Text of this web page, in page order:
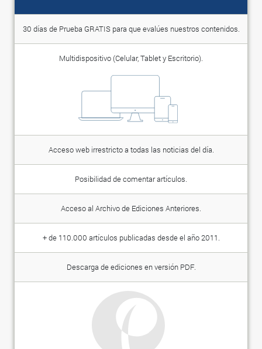
30 días de Prueba GRATIS para que evalúes nuestros contenidos.
Multidispositivo (Celular, Tablet y Escritorio).
Acceso web irrestricto a todas las noticias del día.
Posibilidad de comentar artículos.
Acceso al Archivo de Ediciones Anteriores.
+ de 110.000 artículos publicadas desde el año 2011.
Descarga de ediciones en versión PDF.